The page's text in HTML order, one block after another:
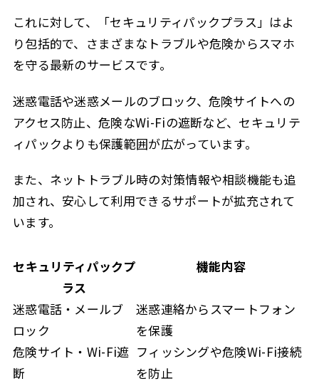
これに対して、「セキュリティパックプラス」はよ
り包括的で、さまざまなトラブルや危険からスマホ
を守る最新のサービスです。
迷惑電話や迷惑メールのブロック、危険サイトへの
アクセス防止、危険なWi-Fiの遮断など、セキュリテ
ィパックよりも保護範囲が広がっています。
また、ネットトラブル時の対策情報や相談機能も追
加され、安心して利用できるサポートが拡充されて
います。
セキュリティパックプ
ラス
機能内容
迷惑電話・メールブ
ロック
迷惑連絡からスマートフォン
を保護
危険サイト・Wi-Fi遮
断
フィッシングや危険Wi-Fi接続
を防止